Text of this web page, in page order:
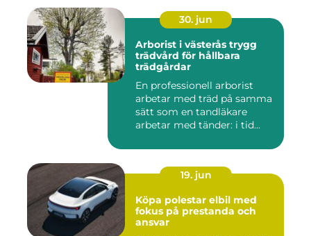
30. jun
Arborist i västerås trygg
trädvård för hållbara
trädgårdar
En professionell arborist
arbetar med träd på samma
sätt som en tandläkare
arbetar med tänder: i tid...
19. jun
Köpa polestar elbil med
fokus på prestanda och
ansvar